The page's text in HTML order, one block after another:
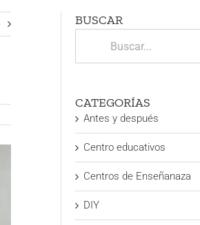
BUSCAR
CATEGORÍAS
Antes y después
Centro educativos
Centros de Enseñanaza
DIY